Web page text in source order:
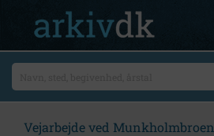
Vejarbejde ved Munkholmbroen